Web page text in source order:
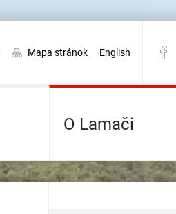
Mapa stránok English
O Lamači